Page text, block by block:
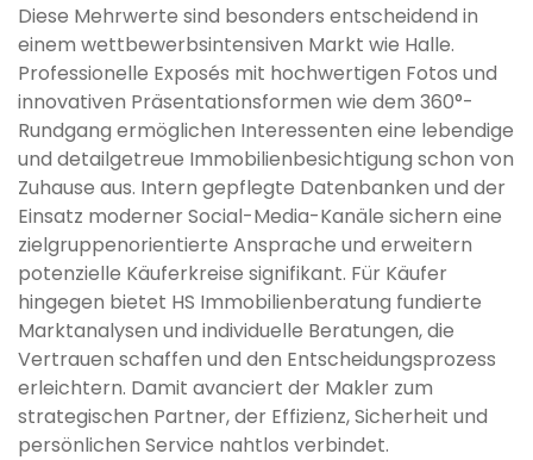
Diese Mehrwerte sind besonders entscheidend in
einem wettbewerbsintensiven Markt wie Halle.
Professionelle Exposés mit hochwertigen Fotos und
innovativen Präsentationsformen wie dem 360°-
Rundgang ermöglichen Interessenten eine lebendige
und detailgetreue Immobilienbesichtigung schon von
Zuhause aus. Intern gepflegte Datenbanken und der
Einsatz moderner Social-Media-Kanäle sichern eine
zielgruppenorientierte Ansprache und erweitern
potenzielle Käuferkreise signifikant. Für Käufer
hingegen bietet HS Immobilienberatung fundierte
Marktanalysen und individuelle Beratungen, die
Vertrauen schaffen und den Entscheidungsprozess
erleichtern. Damit avanciert der Makler zum
strategischen Partner, der Effizienz, Sicherheit und
persönlichen Service nahtlos verbindet.